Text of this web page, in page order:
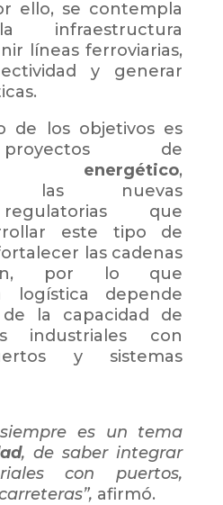
ello, se contempla
infraestructura
líneas ferroviarias,
y generar
de los objetivos es
de
energético,
las nuevas
que
este tipo de
las cadenas
por lo que
logística depende
la capacidad de
industriales con
y sistemas
es un tema
, de saber integrar
con puertos,
afirmó.